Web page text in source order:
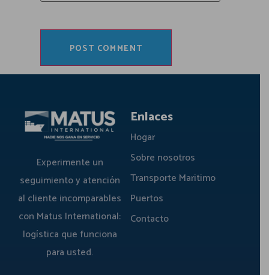
Experimente un
seguimiento y atención
al cliente incomparables
con Matus International:
logística que funciona
para usted.
Enlaces
Hogar
Sobre nosotros
Transporte Maritimo
Puertos
Contacto